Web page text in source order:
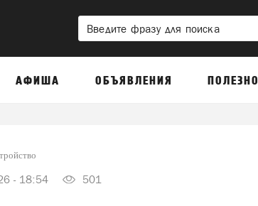
АФИША ОБЪЯВЛЕНИЯ ПОЛЕЗНО
- 18:54 501